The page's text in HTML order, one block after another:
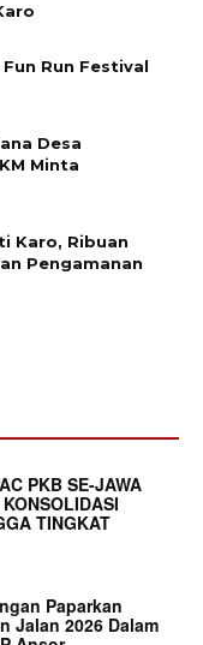
Run Festival
Desa
Minta
Karo, Ribuan
Pengamanan
PKB SE-JAWA
TINGKAT
Paparkan
Jalan 2026 Dalam